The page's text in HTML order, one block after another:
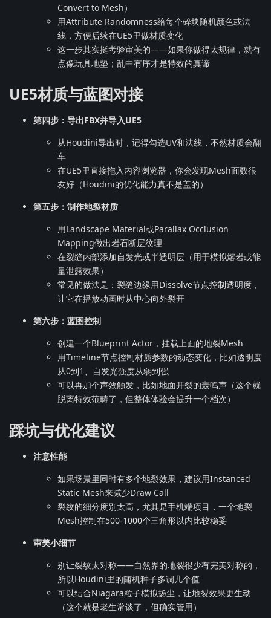
Convert to Mesh）
用Attribute Randomness给每个碎块随机颜色或法
线，方便后续在UE5里做材质变化
这一步其实挺考验审美的——如果你做得太规律，就有
点像玩具地垫；乱中有序才是特效的真谛
UE5材质与蓝图对接
第四步：导出FBX并导入UE5
从Houdini导出时，记得勾选UV和法线，不然材质会翻
车
在UE5里直接拖入内容浏览器，你会发现Mesh面数很
友好（Houdini的优化能力真不是盖的）
第五步：制作地裂材质
用Landscape Material或Parallax Occlusion
Mapping做出岩石断层纹理
在裂缝内部添加自发光或半透明层（用于模拟熔岩或能
量泄露效果）
常见的做法是：裂缝边缘用Dissolve节点控制透明度，
让它在播放动画时从中心向外裂开
第六步：蓝图控制
创建一个Blueprint Actor，挂载上面的地裂Mesh
用Timeline节点控制材质参数的动态变化，比如透明度
从0到1、自发光强度从弱到强
可以再加个声效触发，比如地面开裂的轰鸣声（这个就
脱离特效范畴了，但整体体验会提升一个档次）
踩坑与优化建议
注意性能
如果场景里同时有多个地裂效果，建议用Instanced
Static Mesh来减少Draw Call
裂纹的细分度别太高，尤其是手机端项目，一个地裂
Mesh控制在500-1000个三角形以内比较稳妥
审美小细节
别让裂纹太对称——自然界的地裂很少有完美对称的，
所以Houdini里的随机种子多调几个值
可以结合Niagara粒子模拟扬尘，让地裂效果更生动
（这个就是老生常谈了，但确实管用）